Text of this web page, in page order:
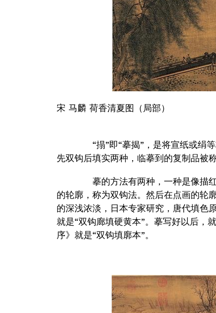
宋 马麟 荷香清夏图（局部）
“搨”即“摹揭”，是将宣纸或绢等
先双钩后填实两种，临摹到的复制品被称
摹的方法有两种，一种是像描红
的轮廓，称为双钩法。然后在点画的轮
的深浅浓淡，日本专家研究，唐代填色
就是“双钩廊填硬黄本”。摹写好以后，
序》就是“双钩填廓本”。